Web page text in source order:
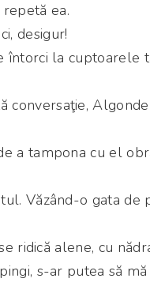
ea.
desigur!
la cuptoarele
conversaţie,
a tampona cu el
Văzând-o gata de
ridică alene, cu
s-ar putea să